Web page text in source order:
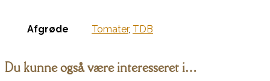
Afgrøde Tomater, TDB
Du kunne også være interesseret i…